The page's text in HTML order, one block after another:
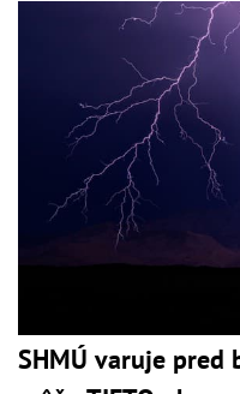
SHMÚ varuje pred